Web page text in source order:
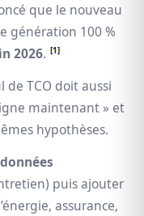
que le nouveau
génération 100 %
2026. [1]
de TCO doit aussi
maintenant » et
hypothèses.
données
puis ajouter
assurance,